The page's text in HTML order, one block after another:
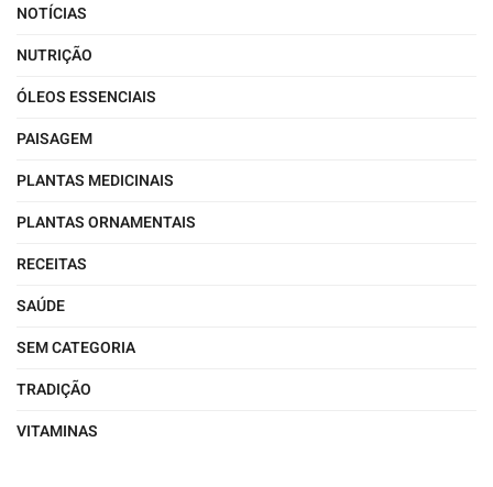
NOTÍCIAS
NUTRIÇÃO
ÓLEOS ESSENCIAIS
PAISAGEM
PLANTAS MEDICINAIS
PLANTAS ORNAMENTAIS
RECEITAS
SAÚDE
SEM CATEGORIA
TRADIÇÃO
VITAMINAS